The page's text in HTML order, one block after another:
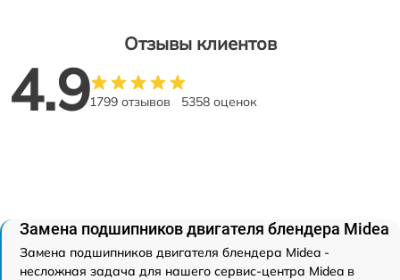
Отзывы клиентов
4.91799 отзывов 5358 оценок
Замена подшипников двигателя блендера Midea
Замена подшипников двигателя блендера Midea -
несложная задача для нашего сервис-центра Midea в